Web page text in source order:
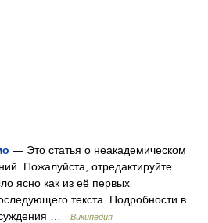
— Это статья о неакадемическом
Пожалуйста, отредактируйте
ясно как из её первых
текста. Подробности в
…
Википедия